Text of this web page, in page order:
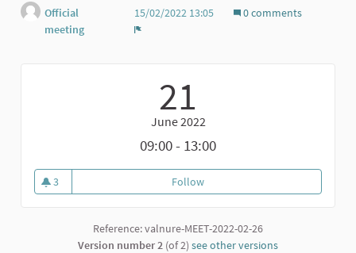
Official
meeting
15/02/2022 13:05
0 comments
21
June 2022
09:00 - 13:00
3
3 followers
FollowIncontro di co-progettazione e
Reference: valnure-MEET-2022-02-26
Version number 2 (of 2) see other versions